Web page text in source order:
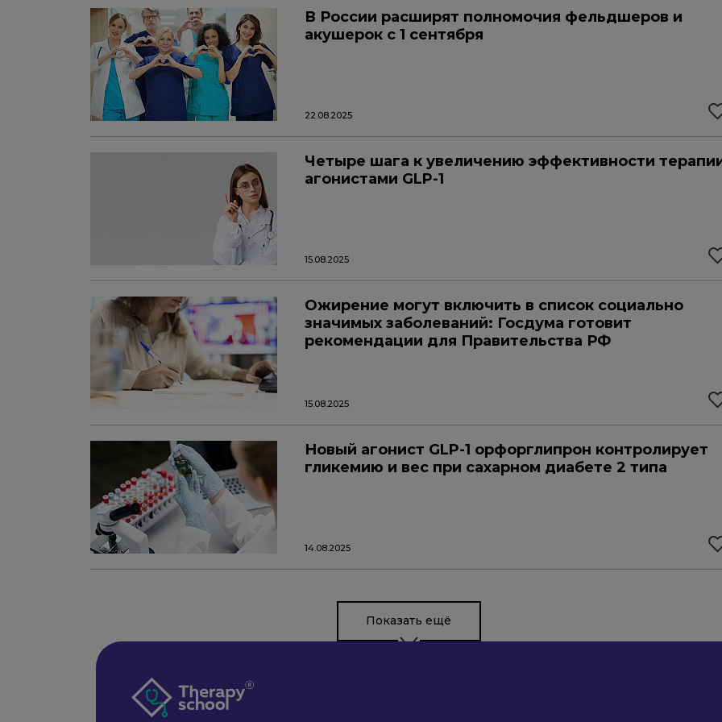
В России расширят полномочия фельдшеров и
акушерок с 1 сентября
22.08.2025
Четыре шага к увеличению эффективности
агонистами GLP-1
15.08.2025
Ожирение могут включить в список социально
значимых заболеваний: Госдума готовит
рекомендации для Правительства РФ
15.08.2025
Новый агонист GLP-1 орфорглипрон контролирует
гликемию и вес при сахарном диабете 2 типа
14.08.2025
Показать ещё